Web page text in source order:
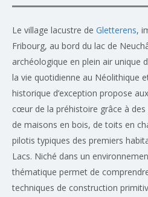
Le village lacustre de Gletterens,
Fribourg, au bord du lac de
archéologique en plein air unique
la vie quotidienne au Néolithique
historique d’exception propose
cœur de la préhistoire grâce à
de maisons en bois, de toits en
pilotis typiques des premiers
Lacs. Niché dans un
thématique permet de
techniques de construction